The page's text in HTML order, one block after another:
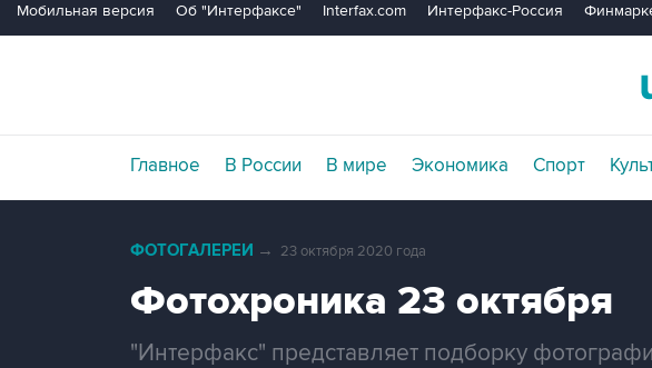
Мобильная версия Об "Интерфаксе" Interfax.com Интерфакс-Россия
Главное В России В мире Экономика Спорт
ФОТОГАЛЕРЕИ → 23 октября 2020 года
Фотохроника 23 октября
"Интерфакс" представляет подборку